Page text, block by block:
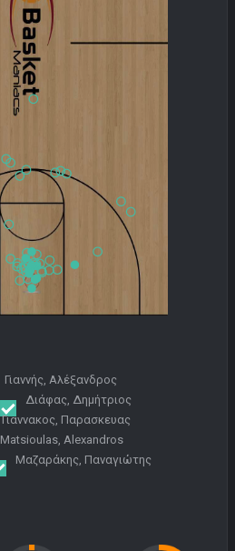
Γιαννής, Αλέξανδρος
Διάφας, Δημήτριος
Γιαννακος, Παρασκευας
Matsioulas, Alexandros
Μαζαράκης, Παναγιώτης